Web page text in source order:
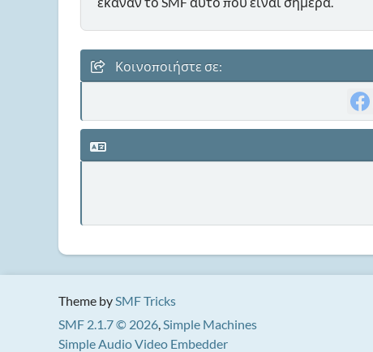
Κοινοποιήστε σε:
Theme bySMF Tricks
SMF 2.1.7 © 2026,Simple Machines
Simple Audio Video Embedder